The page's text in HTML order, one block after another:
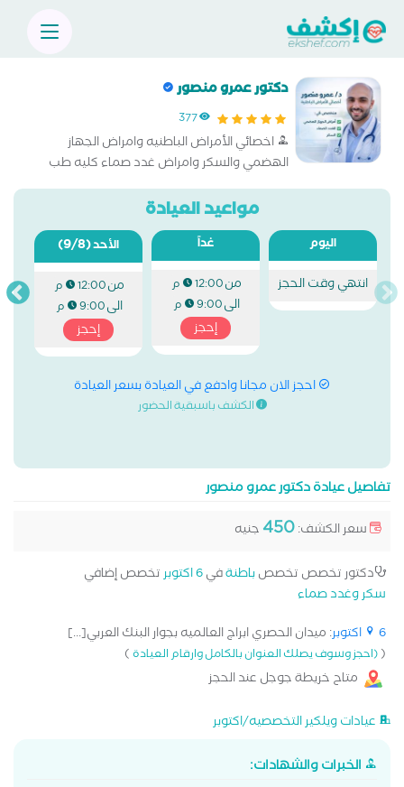
دكتور عمرو منصور
377
اخصائي الأمراض الباطنيه وامراض الجهاز
الهضمي والسكر وامراض غدد صماء كليه طب
جامعه القاهره
مواعيد العيادة
اليوم
انتهي وقت الحجز
غداً
من12:00 م
الى9:00 م
إحجز
الأحد(9/8)
من12:00 م
الى9:00 م
إحجز
احجز الان مجانا وادفع في العيادة بسعر العيادة
الكشف باسبقية الحضور
تفاصيل عيادة دكتور عمرو منصور
سعر الكشف:450 جنيه
دكتور تخصص تخصصباطنةفي6 اكتوبر
تخصص إضافي
سكر وغدد صماء
6 اكتوبر
: ميدان الحصري ابراج العالميه بجوار البنك العربي[...]
((احجز وسوف يصلك العنوان بالكامل وارقام العيادة)
متاح خريطة جوجل عند الحجز
عيادات ويلكير التخصصيه/اكتوبر
الخبرات والشهادات: